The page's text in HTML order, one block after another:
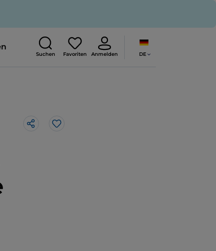
Suchen Favoriten Anmelden DE
Like